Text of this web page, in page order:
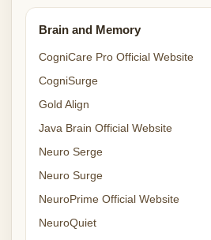
Brain and Memory
CogniCare Pro Official Website
CogniSurge
Gold Align
Java Brain Official Website
Neuro Serge
Neuro Surge
NeuroPrime Official Website
NeuroQuiet